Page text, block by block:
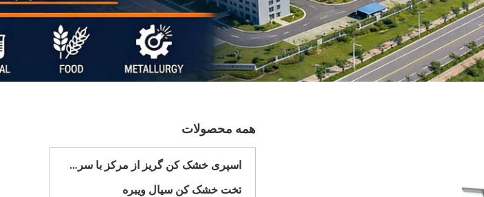
همه محصولات
اسپری خشک کن گریز از مرکز با سرعت بالا
تخت خشک کن سیال ویبره